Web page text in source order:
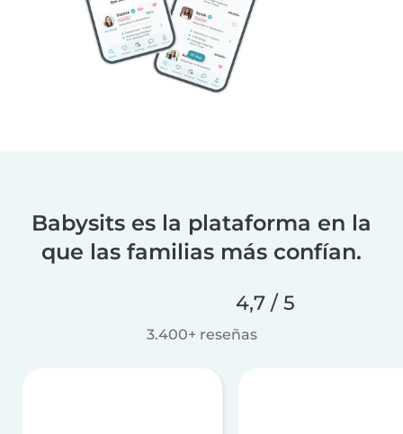
Babysits es la plataforma en la
que las familias más confían.
4,7 / 5
3.400+ reseñas